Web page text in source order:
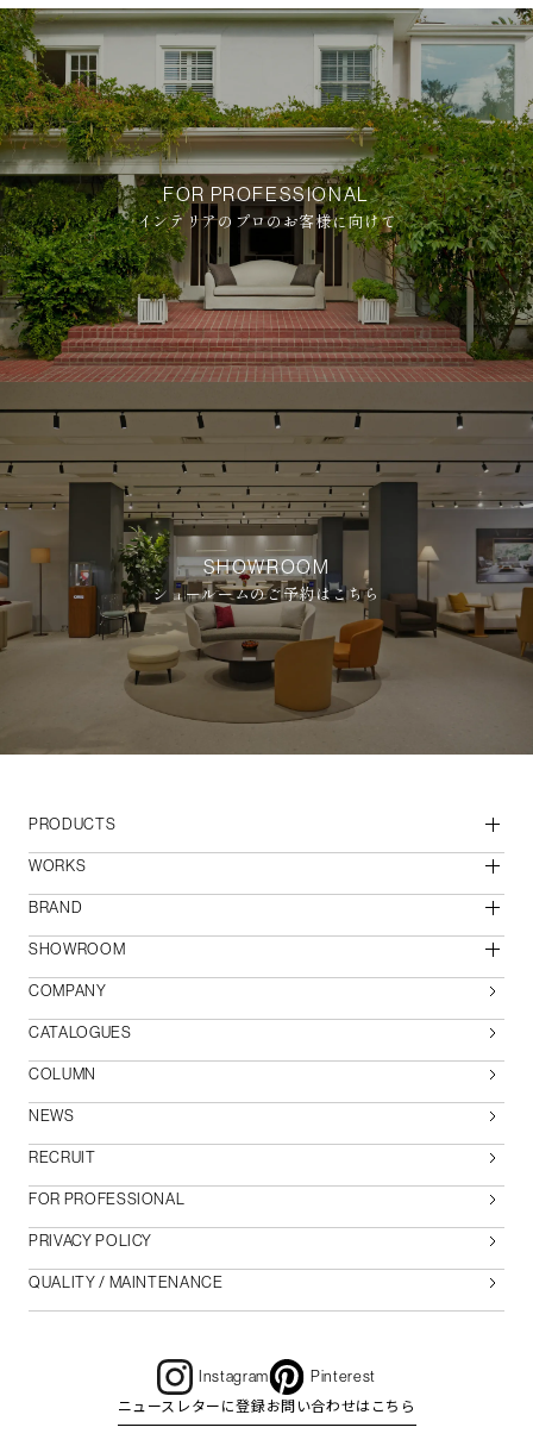
FOR PROFESSIONAL
インテリアのプロのお客様に向けて
SHOWROOM
ショールームのご予約はこちら
PRODUCTS
WORKS
BRAND
SHOWROOM
COMPANY
CATALOGUES
COLUMN
NEWS
RECRUIT
FOR PROFESSIONAL
PRIVACY POLICY
QUALITY / MAINTENANCE
Instagram Pinterest
ニュースレターに登録お問い合わせはこちら